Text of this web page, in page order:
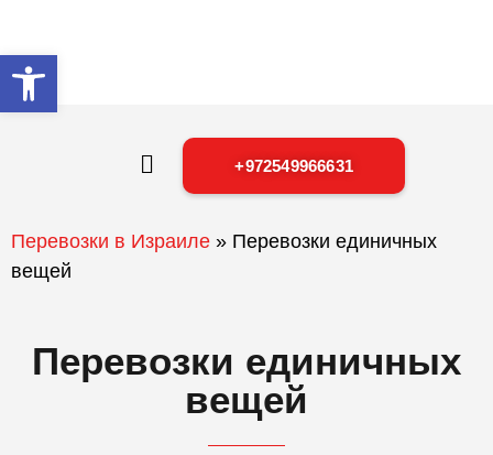
+972549966631
Перевозки в Израиле » Перевозки единичных
вещей
Перевозки единичных
вещей
Открыть панель инструментов